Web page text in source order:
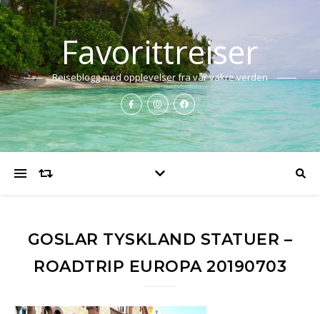
Favorittreiser
Reiseblogg med opplevelser fra vår vakre verden
GOSLAR TYSKLAND STATUER –
ROADTRIP EUROPA 20190703